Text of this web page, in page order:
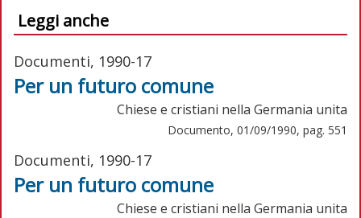
Leggi anche
Documenti, 1990-17
Per un futuro comune
Chiese e cristiani nella Germania unita
Documento, 01/09/1990, pag. 551
Documenti, 1990-17
Per un futuro comune
Chiese e cristiani nella Germania unita